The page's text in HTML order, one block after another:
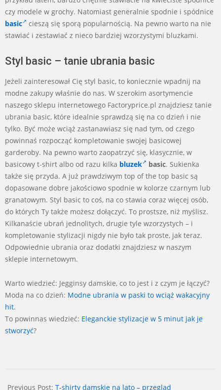
czy modele w grochy. Natomiast generalnie spodnie i spódnice
basic
cieszą się sporą popularnością. Na pewno warto na nie
stawiać i zestawiać z nieco bardziej wzorzystymi bluzkami.
Styl basic – tanie ubrania basic
Jeżeli zainteresował Cię styl basic, to koniecznie wpadnij na
modne zakupy właśnie do nas. W szerokim asortymencie
naszego sklepu internetowego Factoryprice.pl znajdziesz tanie
ubrania basic, które idealnie sprawdzą się na co dzień i nie
tylko. Być może wciąż zastanawiasz się nad tym, od czego
powinnaś rozpocząć kompletowanie swojej basicowej
garderoby. Na pewno warto zaopatrzyć się, klasycznie, w
basicowy t-shirt albo od razu kilka bluzek basic. Sukienka
także się przyda. A już prawdziwym top of the top basic są
dopasowane dobre jakościowo spodnie w kolorze czarnym lub
granatowym. Styl basic to coś, na co stawia coraz więcej osób,
do których Ty także możesz dołączyć. To prostsze, niż myślisz.
Kilkanaście ubrań jednolitych, drugie tyle wzorzystych – i
kompletowanie stylizacji nigdy nie było tak proste, jak teraz.
Odpowiednie ubrania oraz dodatki znajdziesz w naszym
sklepie internetowym.
Warto wiedzieć: Jegginsy damskie, co to jest i z czym je łączyć?
Moda na co dzień: Modne ubrania w paski to wciąż wakacyjny
hit.
To powinnas wiedzieć: Eleganckie stylizacje w 5 minut jak je
stworzyć?
08-
Previous Post: T-shirty damskie na lato – przegląd